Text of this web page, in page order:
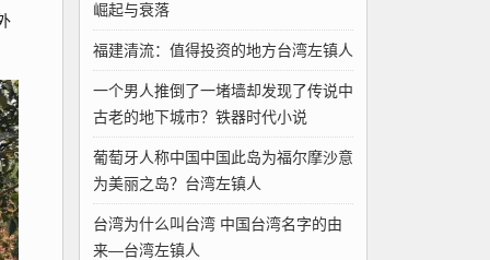
崛起与衰落
福建清流：值得投资的地方台湾左镇人
一个男人推倒了一堵墙却发现了传说中
古老的地下城市？铁器时代小说
葡萄牙人称中国中国此岛为福尔摩沙意
为美丽之岛？台湾左镇人
台湾为什么叫台湾 中国台湾名字的由
来—台湾左镇人